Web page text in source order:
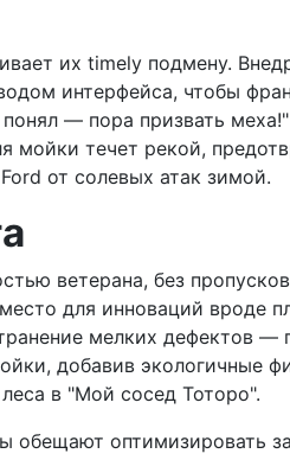
их timely подмену.
интерфейса, чтобы
— пора призвать
мойки течет рекой,
от солевых атак зимой.
ветерана, без
для инноваций вроде
мелких дефектов —
добавив экологичные
в "Мой сосед Тоторо".
обещают оптимизировать